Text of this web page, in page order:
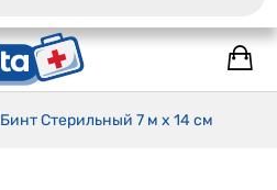
Бинт Стерильный 7 м х 14 см